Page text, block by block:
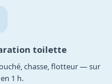
toilette
chasse, flotteur — sur
1 h.